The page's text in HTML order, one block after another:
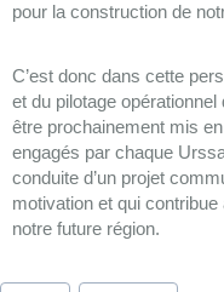
pour la construction de
C’est donc dans cette
et du pilotage opérationnel
être prochainement mis
engagés par chaque
conduite d’un projet
motivation et qui
notre future région.